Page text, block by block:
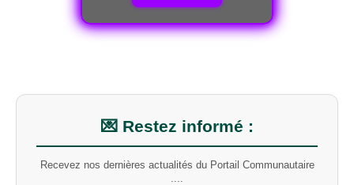
c
m
o
t
-
💌 Restez informé :
Recevez nos dernières actualités du Portail Communautaire
....